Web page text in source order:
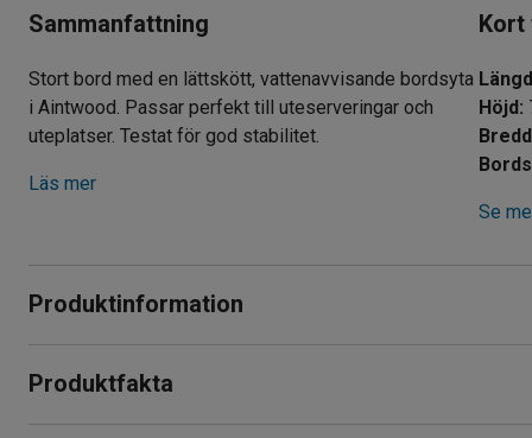
Sammanfattning
Stort bord med en lättskött, vattenavvisande bordsyta
i Aintwood. Passar perfekt till uteserveringar och
uteplatser. Testat för god stabilitet.
Läs mer
Kort
Längd
Höjd :
Bredd
Se
Produktinformation
miljöer.
Produktfakta